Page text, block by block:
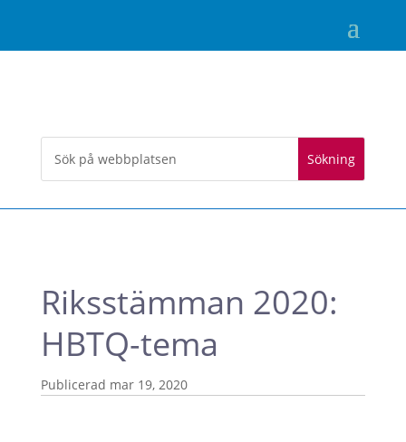
Riksstämman 2020:
HBTQ-tema
mar 19, 2020